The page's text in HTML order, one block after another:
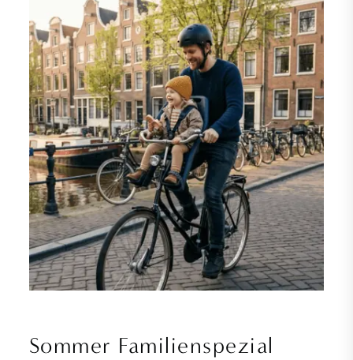
Sommer Familienspezial